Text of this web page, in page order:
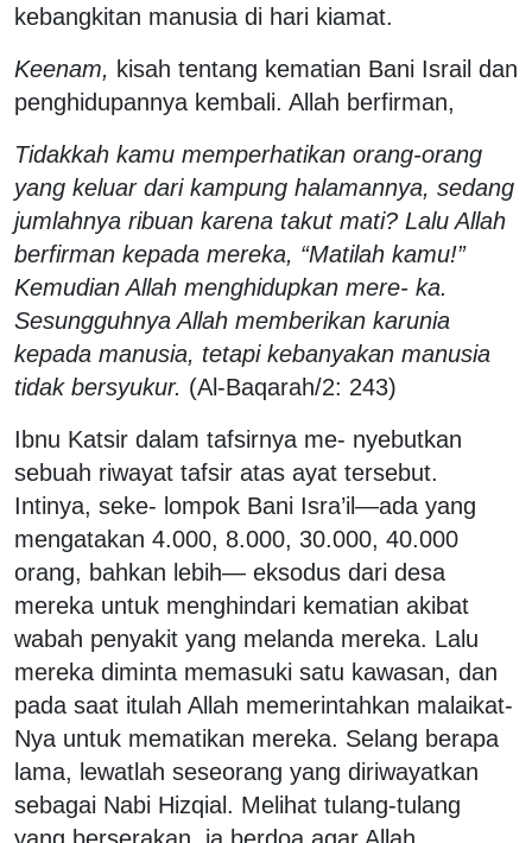
kebangkitan manusia di hari kiamat.
Keenam, kisah tentang kematian Bani Israil dan
penghidupannya kembali. Allah berfirman,
Tidakkah kamu memperhatikan orang-orang
yang keluar dari kampung halamannya, sedang
jumlahnya ribuan karena takut mati? Lalu Allah
berfirman kepada mereka, “Matilah kamu!”
Kemudian Allah menghidupkan mere- ka.
Sesungguhnya Allah memberikan karunia
kepada manusia, tetapi kebanyakan manusia
tidak bersyukur. (Al-Baqarah/2: 243)
Ibnu Katsir dalam tafsirnya me- nyebutkan
sebuah riwayat tafsir atas ayat tersebut.
Intinya, seke- lompok Bani Isra’il ―ada yang
mengatakan 4.000, 8.000, 30.000, 40.000
orang, bahkan lebih― eksodus dari desa
mereka untuk menghindari kematian akibat
wabah penyakit yang melanda mereka. Lalu
mereka diminta memasuki satu kawasan, dan
pada saat itulah Allah memerintahkan malaikat-
Nya untuk mematikan mereka. Selang berapa
lama, lewatlah seseorang yang diriwayatkan
sebagai Nabi Hizqial. Melihat tulang-tulang